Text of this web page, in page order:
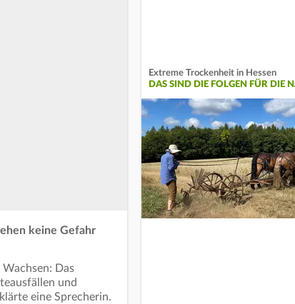
keine Gefahr
Das
und
eine Sprecherin.
Extreme Trockenheit in Hessen
DAS SIND DIE FOLGEN FÜR DIE